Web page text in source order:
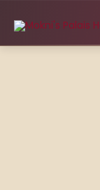
Inhalt
springen